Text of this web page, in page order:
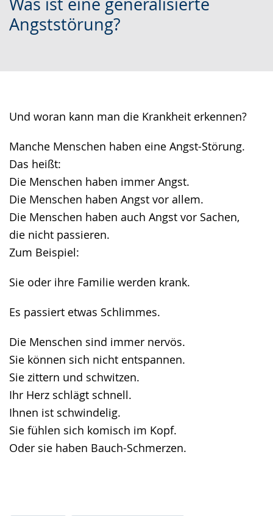
Leichten
Sprache
Audio-
Unterstützung.
Video
in
Angststörung?
Und woran kann man die Krankheit erkennen?
Manche Menschen haben eine Angst-Störung.
Das heißt:
Die Menschen haben immer Angst.
Die Menschen haben Angst vor allem.
Die Menschen haben auch Angst vor Sachen,
die nicht passieren.
Zum Beispiel:
Sie oder ihre Familie werden krank.
Es passiert etwas Schlimmes.
Die Menschen sind immer nervös.
Sie können sich nicht entspannen.
Sie zittern und schwitzen.
Ihr Herz schlägt schnell.
Ihnen ist schwindelig.
Sie fühlen sich komisch im Kopf.
Oder sie haben Bauch-Schmerzen.